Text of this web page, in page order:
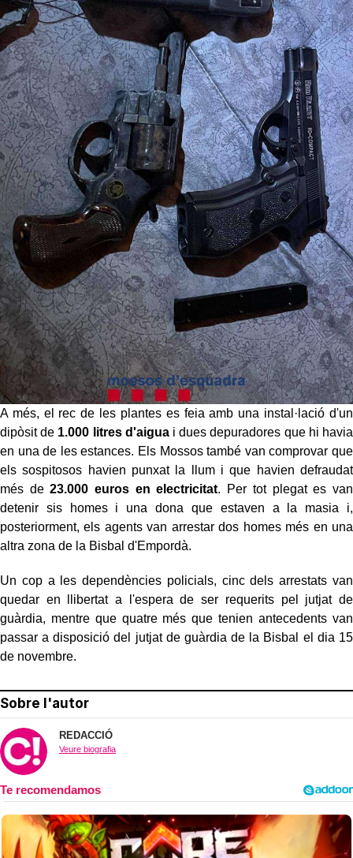
A més, el rec de les plantes es feia amb una instal·lació d'un
dipòsit de 1.000 litres d'aiguai dues depuradores que hi havia
en una de les estances. Els Mossos també van comprovar que
els sospitosos havien punxat la llum i que havien defraudat
més de23.000 euros en electricitat. Per tot plegat es van
detenir sis homes i una dona que estaven a la masia i,
posteriorment, els agents van arrestar dos homes més en una
altra zona de la Bisbal d'Empordà.
Un cop a les dependències policials, cinc dels arrestats van
quedar en llibertat a l'espera de ser requerits pel jutjat de
guàrdia, mentre que quatre més que tenien antecedents van
passar a disposició del jutjat de guàrdia de la Bisbal el dia 15
de novembre.
Sobre l'autor
REDACCIÓ
Veure biografia